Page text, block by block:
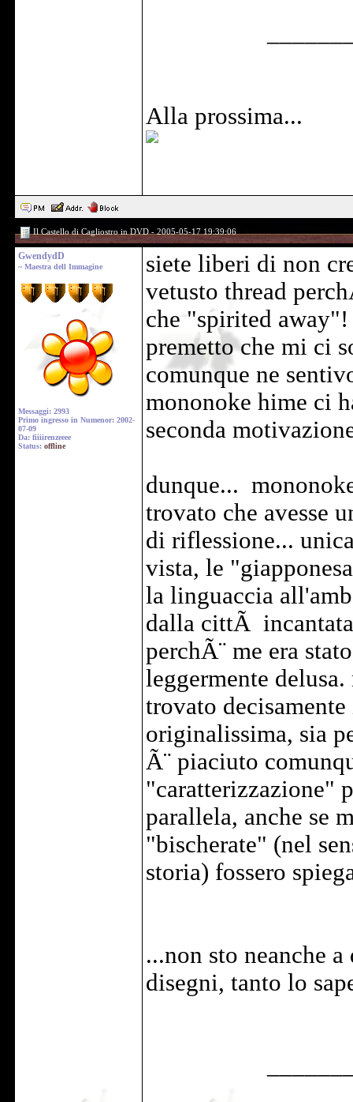
Alla prossima...
Il Castello di Cagliostro in DVD - 2005-05-17 19:39:06
GwendydD
~ Maestra dell Immagine
Messaggi: 2993
Primo ingresso in Numenor: 2002-
07-09
Da: fiiiirenzeeee
Status: offline
siete liberi di non
vetusto thread
che "spirited away"!
premetto che mi ci
comunque ne
mononoke hime ci
seconda
dunque...
trovato che avesse
di riflessione...
vista, le
la linguaccia
dalla cittÃ
perchÃ¨ me era
leggermente
trovato
originalissima, sia
Ã¨ piaciuto
"caratterizzazione"
parallela, anche se
"bischerate" (nel
storia) fossero
...non sto neanche
disegni, tanto lo